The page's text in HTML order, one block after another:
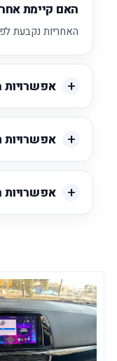
האם קיימת
האחריות נקבעת
אפשרויות